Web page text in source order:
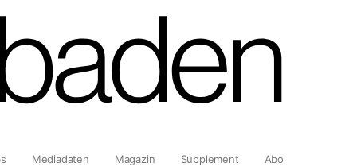
Mediadaten Magazin Supplement Abo